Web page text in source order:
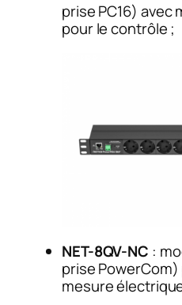
prise PC16) avec
pour le contrôle ;
NET-8QV-NC :
prise
mesure